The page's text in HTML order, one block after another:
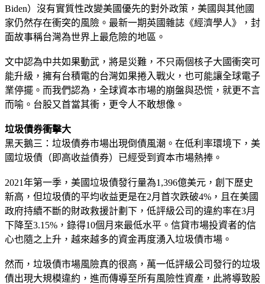
Biden）沒有實質性改變美國優先的對外政策，美國與其他國
家仍然存在衝突的風險。最新一期英國雜誌《經濟學人》，封
面故事稱台灣為世界上最危險的地區。
文中認為中共如果動武，將是災難，不只兩個核子大國衝突可
能升級，擁有台積電的台灣如果捲入戰火，也可能讓全球電子
業停擺。而我們認為，全球資本市場的崩盤與恐慌，就更不言
而喻。台股又首當其衝，更令人不敢想像。
垃圾債券衝擊大
黑天鵝三：垃圾債券市場出現倒債風潮。在低利率環境下，美
國垃圾債（即高收益債券）已經受到資本市場熱捧。
2021年第一季，美國垃圾債發行量為1,396億美元，創下歷史
新高，但垃圾債的平均收益更是在2月首次跌破4%，且在美國
政府持續不斷的財政救援計劃下，低評級公司的違約率在3月
下降至3.15%，錄得10個月來最低水平。信貸市場投資者的信
心也隨之上升，越來越多的資金再度湧入垃圾債市場。
然而，垃圾債市場風險真的很高，萬一低評級公司發行的垃圾
債出現大規模違約，進而傳導至所有風險性資產，此將導致股